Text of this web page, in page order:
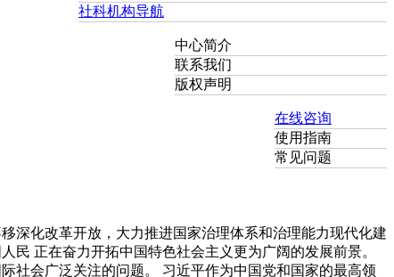
社科机构导航
中心简介
联系我们
版权声明
在线咨询
使用指南
常见问题
深化改革开放，大力推进国家治理体系和治理能力现代化建
正在奋力开拓中国特色社会主义更为广阔的发展前景。
社会广泛关注的问题。 习近平作为中国党和国家的最高领